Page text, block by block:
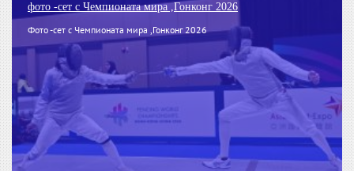
фото -сет с Чемпионата мира ,Гонконг 2026
Фото -сет с Чемпионата мира ,Гонконг 2026